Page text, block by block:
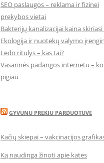
SEO paslaugos – reklama ir fizinei
prekybos vietai
Bakterijų kanalizacijai kaina
Ekologija ir nuotekų valymo
Ledo ritulys – kas tai?
Vasarinės padangos internetu –
pigiau
GYVUNU PREKIU PARDUOTUVE
Kačių skiepai – vakcinacijos
Ką naudinga žinoti apie kates